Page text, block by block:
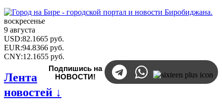
воскресенье
9 августа
USD:82.1665 руб.
EUR:94.8366 руб.
CNY:12.1655 руб.
Подпишись на
НОВОСТИ!
Лента
новостей ↓